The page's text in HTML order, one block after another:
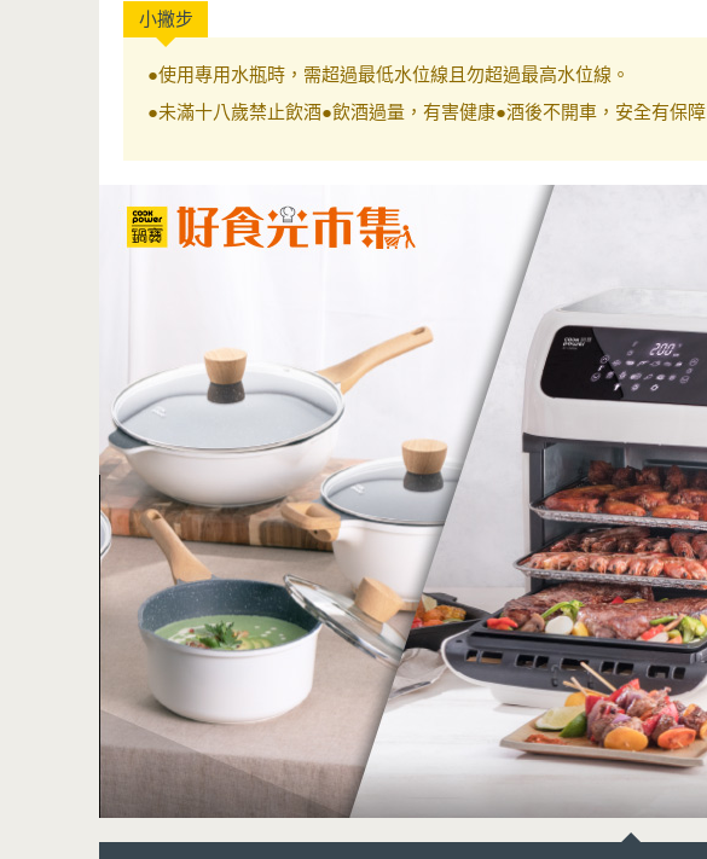
●使用專用水瓶時，需超過最低水位線且勿超過最高水位線。
●未滿十八歲禁止飲酒●飲酒過量，有害健康●酒後不開車，安全有保障